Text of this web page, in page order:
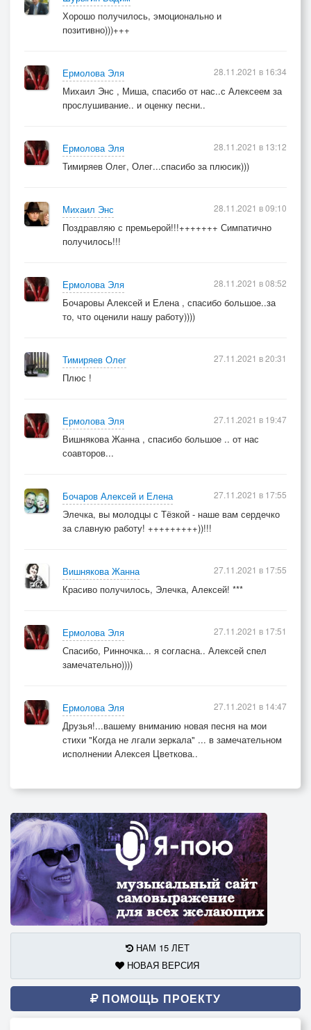
Хорошо получилось, эмоционально и
позитивно)))+++
Ермолова Эля
Михаил Энс , Миша, спасибо от нас..с Алексеем за
прослушивание.. и оценку песни..
28.11.2021 в 16:34
Ермолова Эля
Тимиряев Олег, Олег...спасибо за плюсик)))
28.11.2021 в 13:12
Михаил Энс
Поздравляю с премьерой!!!+++++++ Симпатично
получилось!!!
28.11.2021 в 09:10
Ермолова Эля
Бочаровы Алексей и Елена , спасибо большое..за
то, что оценили нашу работу))))
28.11.2021 в 08:52
Тимиряев Олег
Плюс !
27.11.2021 в 20:31
Ермолова Эля
Вишнякова Жанна , спасибо большое .. от нас
соавторов...
27.11.2021 в 19:47
Бочаров Алексей и Елена
Элечка, вы молодцы с Тёзкой - наше вам сердечко
за славную работу! +++++++++))!!!
27.11.2021 в 17:55
Вишнякова Жанна
Красиво получилось, Элечка, Алексей! ***
27.11.2021 в 17:55
Ермолова Эля
Спасибо, Ринночка... я согласна.. Алексей спел
замечательно))))
27.11.2021 в 17:51
Ермолова Эля
Друзья!...вашему вниманию новая песня на мои
стихи "Когда не лгали зеркала" ... в замечательном
исполнении Алексея Цветкова..
27.11.2021 в 14:47
НАМ 15 ЛЕТ
НОВАЯ ВЕРСИЯ
ПОМОЩЬ ПРОЕКТУ